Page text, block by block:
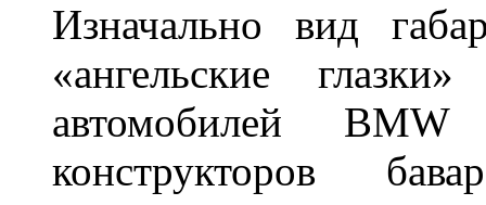
Изначально вид
«ангельские
автомобилей
конструкторов